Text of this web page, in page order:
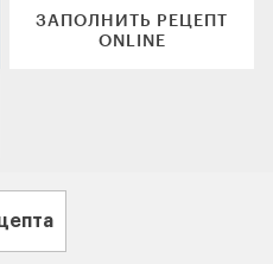
ЗАПОЛНИТЬ РЕЦЕПТ
ONLINE